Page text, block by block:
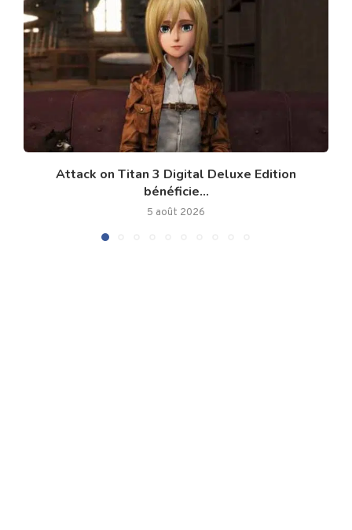
Attack on Titan 3 Digital Deluxe Edition
bénéficie...
5 août 2026